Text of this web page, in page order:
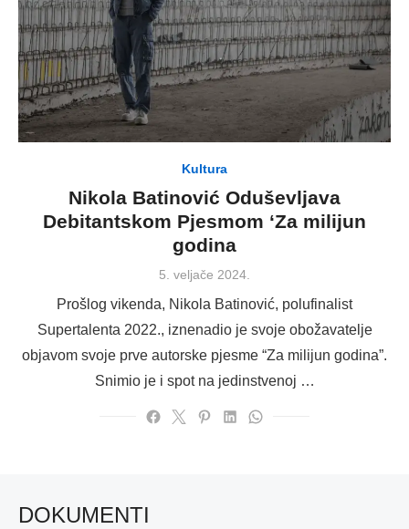
Kultura
Nikola Batinović Oduševljava
Debitantskom Pjesmom ‘Za milijun
godina
Posted
5. veljače 2024.
Prošlog vikenda, Nikola Batinović, polufinalist
Supertalenta 2022., iznenadio je svoje obožavatelje
objavom svoje prve autorske pjesme “Za milijun godina”.
Snimio je i spot na jedinstvenoj …
DOKUMENTI